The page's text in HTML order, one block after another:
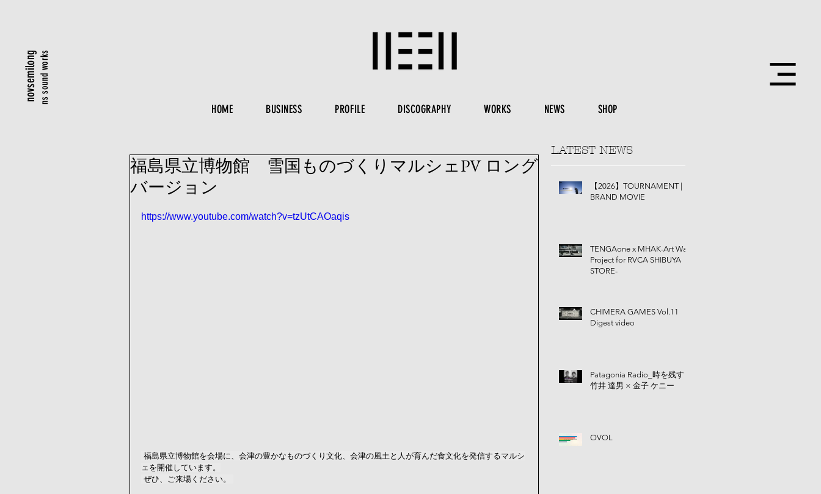
ns sound works
novsemilong
HOME BUSINESS PROFILE DISCOGRAPHY WORKS NEWS SHOP
福島県立博物館 雪国ものづくりマルシェPV ロング
バージョン
https://www.youtube.com/watch?v=tzUtCAOaqis
ェを開催しています。
ぜひ、ご来場ください。
LATEST NEWS
【2026】TOURNAMENT |
BRAND MOVIE
TENGAone x MHAK-Art Wall
Project for RVCA SHIBUYA
STORE-
CHIMERA GAMES Vol.11
Digest video
Patagonia Radio_時を残す |
竹井 達男 × 金子 ケニー
OVOL